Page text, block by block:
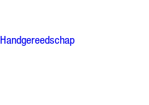
Handgereedschap